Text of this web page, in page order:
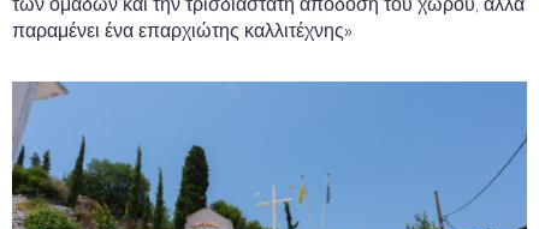
παραμένει ένα επαρχιώτης καλλιτέχνης»